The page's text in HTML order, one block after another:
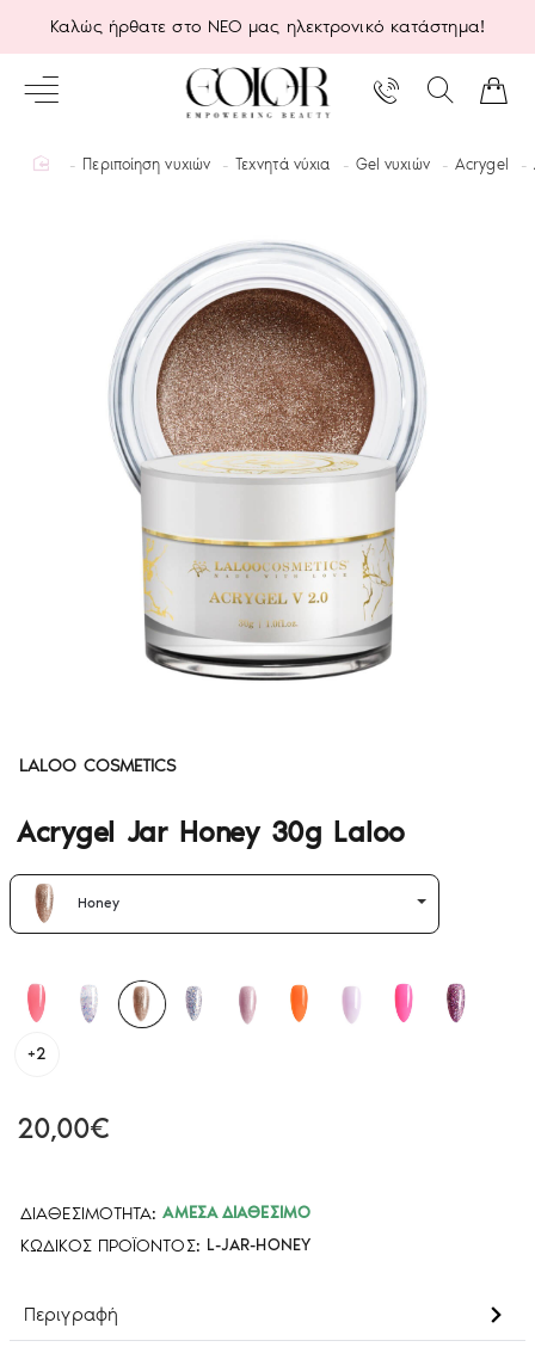
Καλώς ήρθατε στο ΝΕΟ μας ηλεκτρονικό κατάστημα!
homeΠεριποίηση νυχιών Τεχνητά νύχια Gel νυχιών Acrygel
LALOO COSMETICS
Acrygel Jar Honey 30g Laloo
ΔΙΑΘΕΣΙΜΌΤΗΤΑ: ΆΜΕΣΑ ΔΙΑΘΈΣΙΜΟ
ΚΩΔΙΚΌΣ ΠΡΟΪΌΝΤΟΣ: L-JAR-HONEY
20,00€
Honey
+2
Περιγραφή